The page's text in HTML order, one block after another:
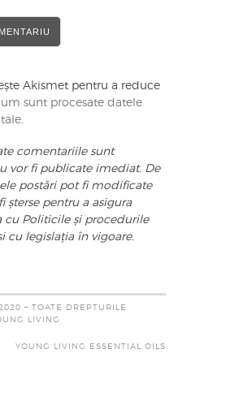
Akismet pentru a reduce
sunt procesate datele
.
comentariile sunt
vor fi publicate imediat. De
postări pot fi modificate
șterse pentru a asigura
cu Politicile și procedurile
cu legislația în vigoare.
– TOATE DREPTURILE
LIVING
YOUNG LIVING ESSENTIAL OILS